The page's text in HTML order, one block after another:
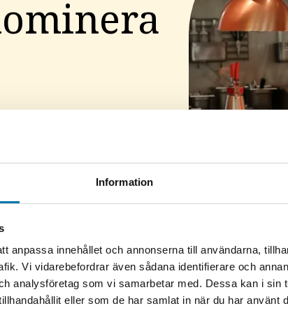
Information
anpassa innehållet och annonserna till användarna,
Vi vidarebefordrar även sådana identifierare och
analysföretag som vi samarbetar med. Dessa kan i sin
eller som de har samlat in när du har använt
år enligt våra stadgar.
– 11 mars 2019. Endast
du fylla i nomineringsformulär